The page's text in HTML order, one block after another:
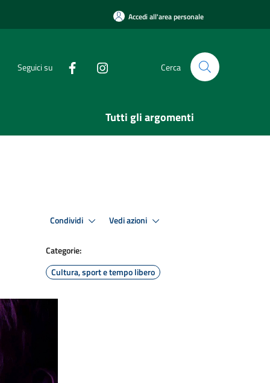
Accedi all'area personale
Seguici su Cerca
Tutti gli argomenti
Condividi Vedi azioni
Categorie:
Cultura, sport e tempo libero